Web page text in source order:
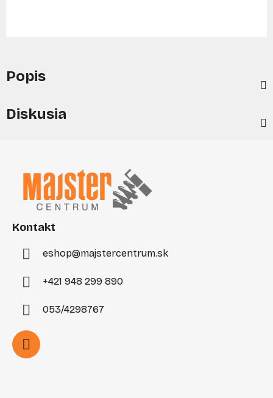
Popis
Diskusia
Kontakt
eshop@majstercentrum.sk
+421 948 299 890
053/4298767